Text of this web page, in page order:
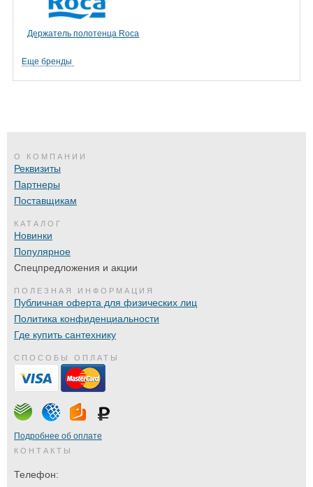
Держатель полотенца Roca
Еще бренды
О КОМПАНИИ
Реквизиты
Партнеры
Поставщикам
КАТАЛОГ
Новинки
Популярное
Спецпредложения и акции
ПОЛЕЗНАЯ ИНФОРМАЦИЯ
Публичная оферта для физических лиц
Политика конфиденциальности
Где купить сантехнику
СПОСОБЫ ОПЛАТЫ
Подробнее об оплате
КОНТАКТЫ
Телефон: